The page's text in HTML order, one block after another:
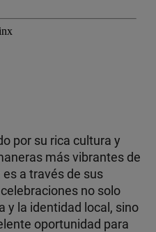
por su rica cultura y
más vibrantes de
a través de sus
no solo
y la identidad local, sino
oportunidad para